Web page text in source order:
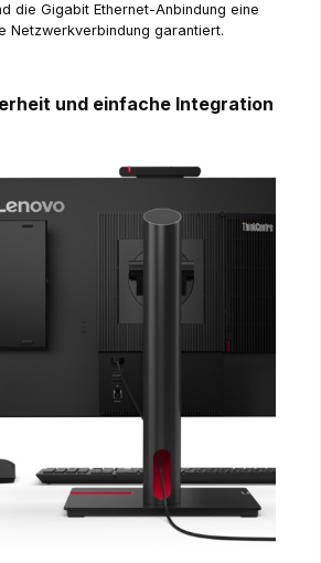
die Gigabit Ethernet-Anbindung eine
Netzwerkverbindung garantiert.
und einfache Integration